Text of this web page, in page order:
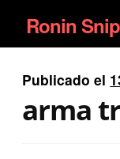
Ir
a
la
navegación
Ir
al
contenido
Ronin
Publicado el
arma